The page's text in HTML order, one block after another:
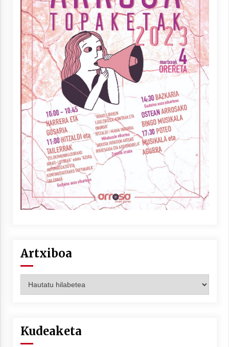
Artxiboa
Kudeaketa